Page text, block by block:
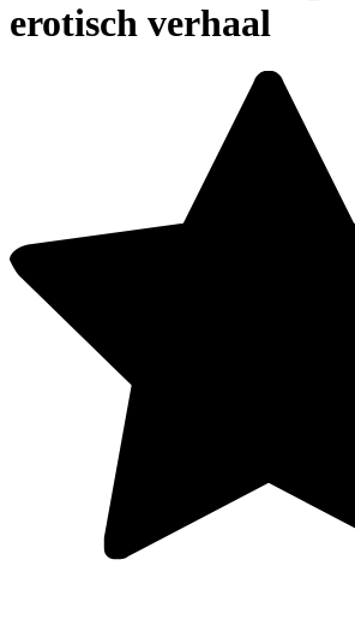
erotisch verhaal